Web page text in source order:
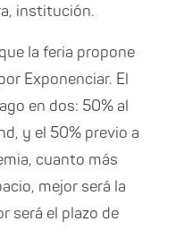
institución.
la feria propone
Exponenciar. El
en dos: 50% al
y el 50% previo a
cuanto más
mejor será la
será el plazo de